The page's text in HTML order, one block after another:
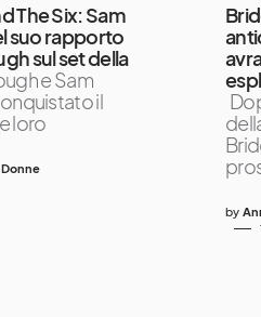
The Six: Sam
suo rapporto
sul set della
e Sam
il
loro
by